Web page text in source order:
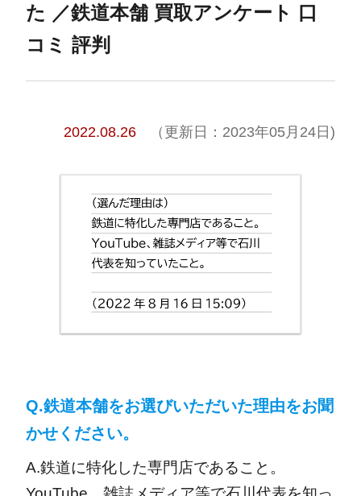
た ／鉄道本舗 買取アンケート 口
コミ 評判
2022.08.26 （更新日：2023年05月24日)
Q.鉄道本舗をお選びいただいた理由をお聞
かせください。
A.鉄道に特化した専門店であること。